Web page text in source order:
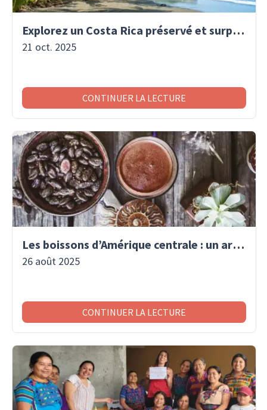
Explorez un Costa Rica préservé et surprenant
21 oct. 2025
CONTINUER LA LECTURE
Les boissons d’Amérique centrale : un art de vivre traditionnel
26 août 2025
CONTINUER LA LECTURE